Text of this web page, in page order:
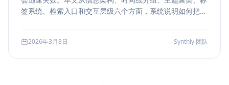
签系统、检索入口和交互层级六个方面，系统说明如何把聊
2026年3月8日 Synthly 团队